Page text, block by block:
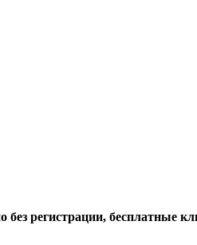
без регистрации, бесплатные